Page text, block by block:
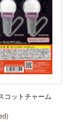
コットチャーム